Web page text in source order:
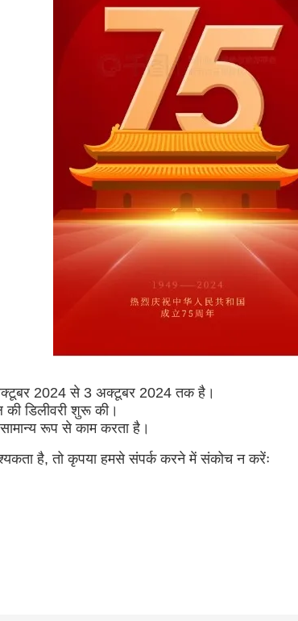
अक्टूबर 2024 से 3 अक्टूबर 2024 तक है।
डिलीवरी शुरू की।
रूप से काम करता है।
है, तो कृपया हमसे संपर्क करने में संकोच न करेंः